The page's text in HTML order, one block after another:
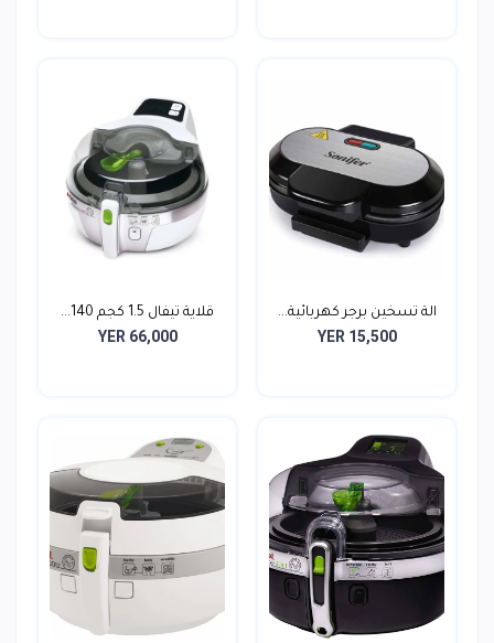
الة تسخين برجر كهربائية...
YER 15,500
قلاية تيفال 1.5 كجم 140...
YER 66,000